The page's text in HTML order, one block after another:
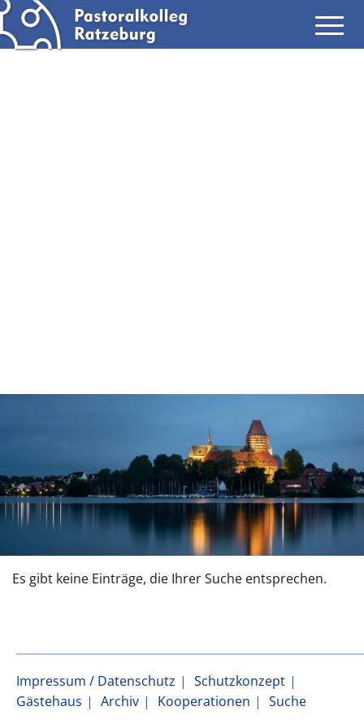
Es gibt keine Einträge, die Ihrer Suche entsprechen.
Impressum / Datenschutz
Schutzkonzept
Gästehaus
Archiv Kooperationen Suche